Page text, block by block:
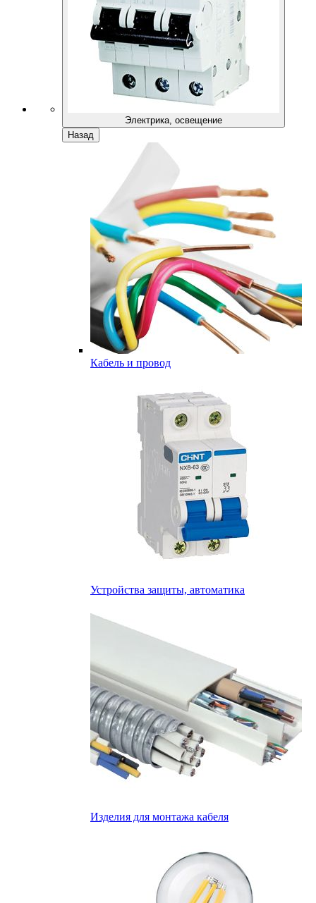
Электрика, освещение
Назад
Кабель и провод
Устройства защиты, автоматика
Изделия для монтажа кабеля